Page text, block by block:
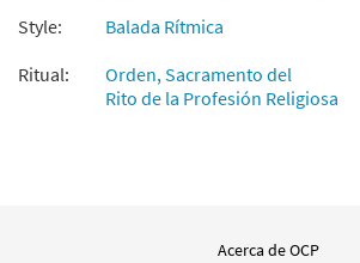
Agregar al carrito
Style:
Balada Rítmica
Ritual:
Orden, Sacramento del
Rito de la Profesión Religiosa
Acerca de OCP